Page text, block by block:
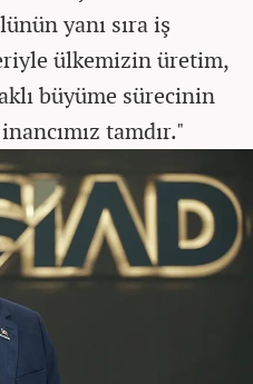
yanı sıra iş
ülkemizin üretim,
büyüme sürecinin
tamdır."